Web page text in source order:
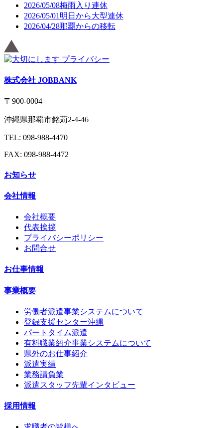
2026/05/08梅雨入り連休
2026/05/01 明日から大型連休
2026/04/28那覇からの移転
株式会社 JOBBANK
〒900-0004
沖縄県那覇市銘苅2-4-46
TEL: 098-988-4470
FAX: 098-988-4472
お知らせ
会社情報
会社概要
代表挨拶
プライバシーポリシー
お問合せ
お仕事情報
事業概要
労働者派遣事業システムについて
登録支援センター沖縄
パートタイム派遣
有料職業紹介事業システムについて
県外のお仕事紹介
派遣実績
業務請負業
派遣スタッフ先輩インタビュー
採用情報